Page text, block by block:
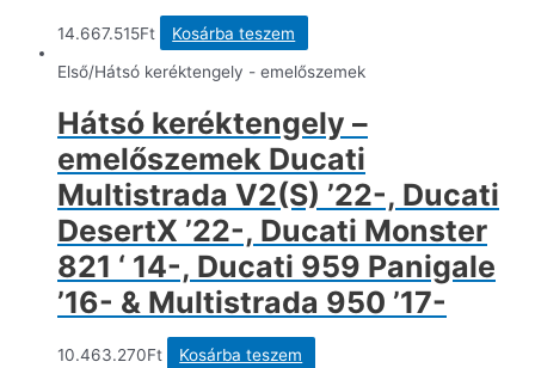
14.667.515Ft
Kosárba teszem
Első/Hátsó keréktengely - emelőszemek
Hátsó keréktengely –
emelőszemek Ducati
Multistrada V2(S) ’22-, Ducati
DesertX ’22-, Ducati Monster
821 ‘ 14-, Ducati 959 Panigale
’16- & Multistrada 950 ’17-
10.463.270Ft
Kosárba teszem